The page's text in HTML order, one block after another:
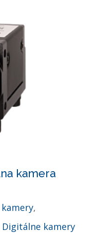
kamera
,
Digitálne kamery